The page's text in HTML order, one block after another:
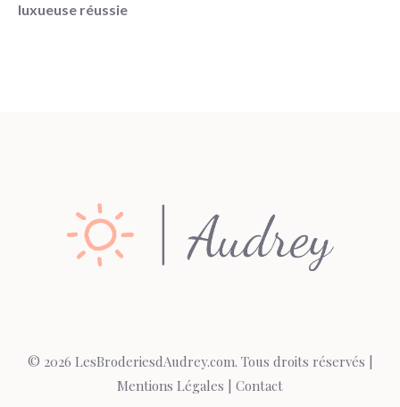
luxueuse réussie
© 2026 LesBroderiesdAudrey.com. Tous droits réservés |
Mentions Légales
Contact